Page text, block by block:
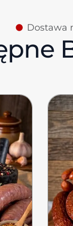
Dostawa